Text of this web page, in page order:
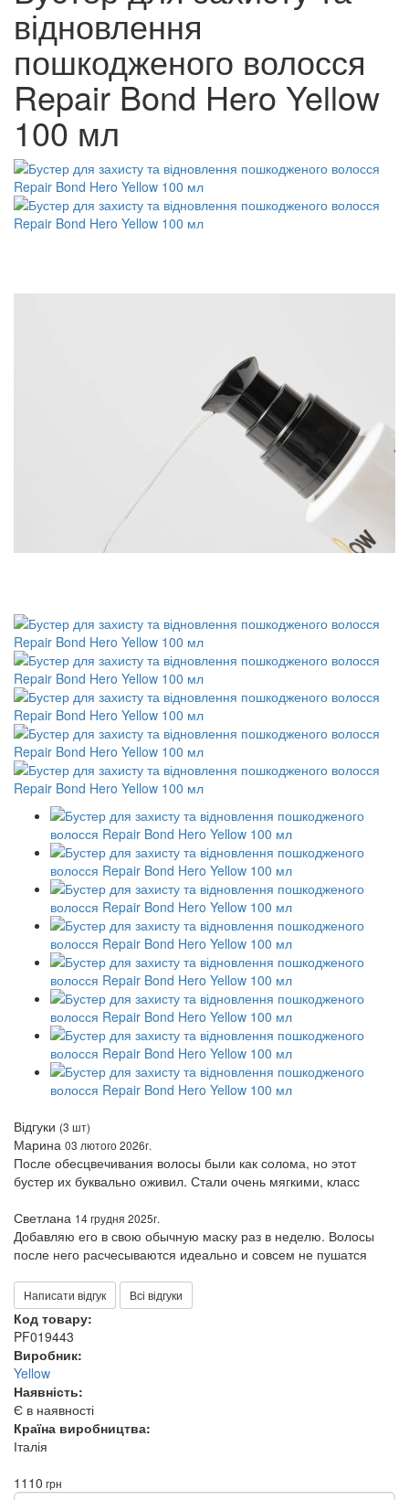
відновлення
пошкодженого волосся
Repair Bond Hero Yellow
100 мл
Відгуки (3 шт)
Марина 03 лютого 2026г.
После обесцвечивания волосы были как солома, но этот
бустер их буквально оживил. Стали очень мягкими, класс
Светлана 14 грудня 2025г.
Добавляю его в свою обычную маску раз в неделю. Волосы
после него расчесываются идеально и совсем не пушатся
Написати відгук Всі відгуки
Код товару:
PF019443
Виробник:
Yellow
Наявність:
Є в наявності
Країна виробництва:
Італія
1110 грн